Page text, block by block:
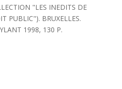
"LES INEDITS DE
PUBLIC"). BRUXELLES.
1998, 130 P.